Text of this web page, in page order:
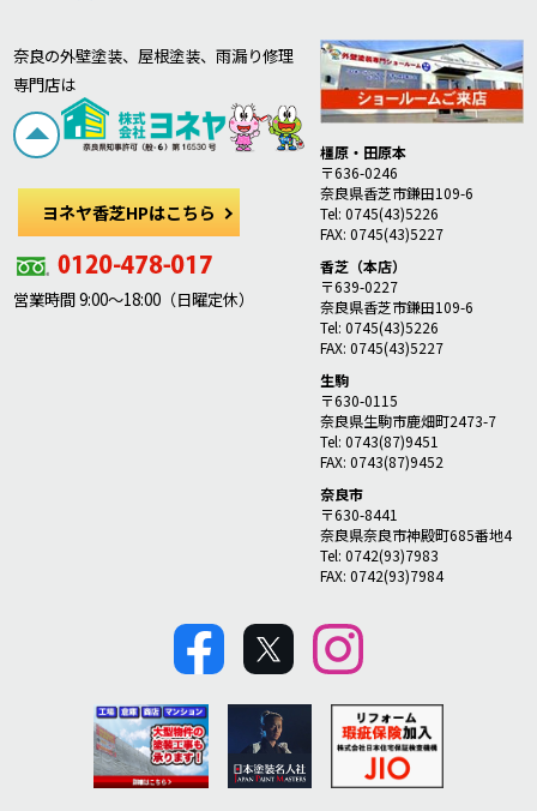
奈良の外壁塗装、屋根塗装、雨漏り修理
専門店は
ヨネヤ香芝HPはこちら
営業時間 9:00～18:00（日曜定休）
橿原・田原本
〒636-0246
奈良県香芝市鎌田109-6
Tel: 0745(43)5226
FAX: 0745(43)5227
香芝（本店）
〒639-0227
奈良県香芝市鎌田109-6
Tel: 0745(43)5226
FAX: 0745(43)5227
生駒
〒630-0115
奈良県生駒市鹿畑町2473-7
Tel: 0743(87)9451
FAX: 0743(87)9452
奈良市
〒630-8441
奈良県奈良市神殿町685番地4
Tel: 0742(93)7983
FAX: 0742(93)7984